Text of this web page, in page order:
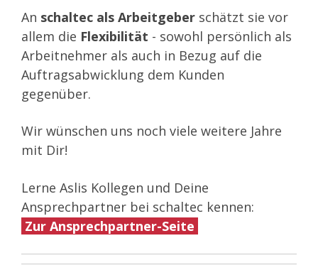
An schaltec als Arbeitgeber schätzt sie vor
allem die Flexibilität - sowohl persönlich als
Arbeitnehmer als auch in Bezug auf die
Auftragsabwicklung dem Kunden
gegenüber.
Wir wünschen uns noch viele weitere Jahre
mit Dir!
Lerne Aslis Kollegen und Deine
Ansprechpartner bei schaltec kennen:
Zur Ansprechpartner-Seite